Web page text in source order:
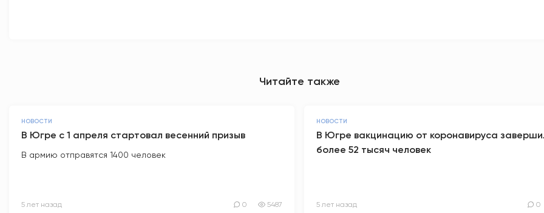
Читайте также
НОВОСТИ
В Югре с 1 апреля стартовал весенний призыв
В армию отправятся 1400 человек
5 лет назад 0 5487
НОВОСТИ
В Югре вакцинацию от коронавируса
более 52 тысяч человек
5 лет назад 0